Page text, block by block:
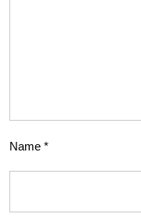
Name *